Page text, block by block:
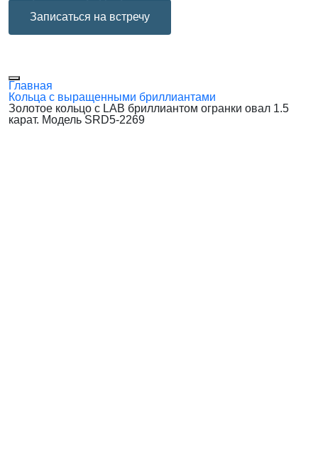
Записаться на встречу
Главная
Кольца с выращенными бриллиантами
Золотое кольцо с LAB бриллиантом огранки овал 1.5
карат. Модель SRD5-2269